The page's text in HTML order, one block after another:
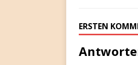
ERSTEN